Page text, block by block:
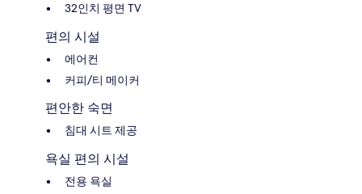
32인치 평면 TV
편의 시설
에어컨
커피/티 메이커
편안한 숙면
침대 시트 제공
욕실 편의 시설
전용 욕실